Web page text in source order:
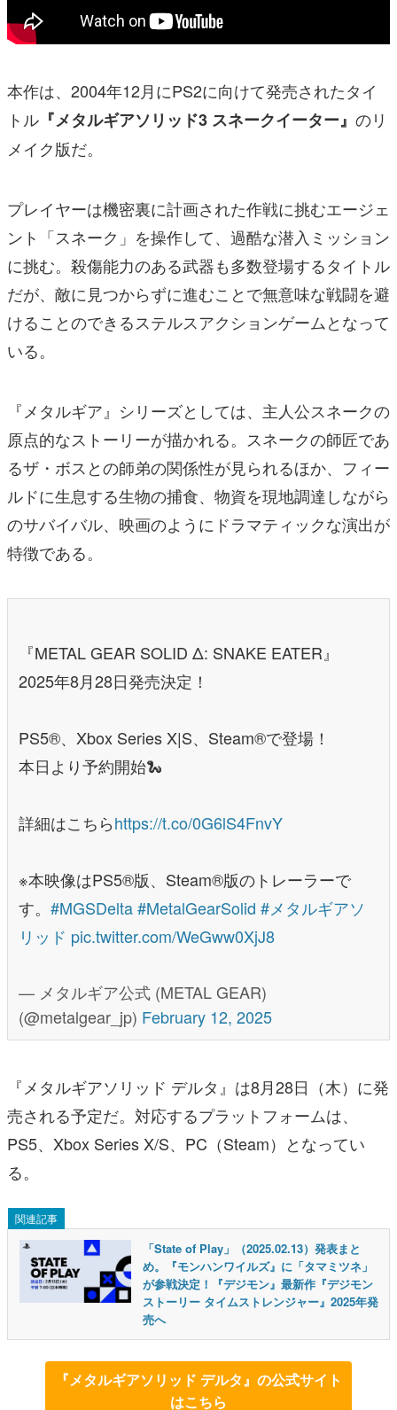
本作は、2004年12月にPS2に向けて発売されたタイ
トル 『メタルギアソリッド3 スネークイーター』 のリ
メイク版だ。
プレイヤーは機密裏に計画された作戦に挑むエージェ
ント「スネーク」を操作して、過酷な潜入ミッション
に挑む。殺傷能力のある武器も多数登場するタイトル
だが、敵に見つからずに進むことで無意味な戦闘を避
けることのできるステルスアクションゲームとなって
いる。
『メタルギア』シリーズとしては、主人公スネークの
原点的なストーリーが描かれる。スネークの師匠であ
るザ・ボスとの師弟の関係性が見られるほか、フィー
ルドに生息する生物の捕食、物資を現地調達しながら
のサバイバル、映画のようにドラマティックな演出が
特徴である。
『METAL GEAR SOLID Δ: SNAKE EATER』
2025年8月28日発売決定！
PS5®、Xbox Series X|S、Steam®で登場！
本日より予約開始🐍
詳細はこちらhttps://t.co/0G6lS4FnvY
※本映像はPS5®版、Steam®版のトレーラーで
す。 #MGSDelta#MetalGearSolid #メタルギアソ
リッド pic.twitter.com/WeGww0XjJ8
— メタルギア公式 (METAL GEAR)
(@metalgear_jp) February 12, 2025
『メタルギアソリッド デルタ』は8月28日（木）に発
売される予定だ。対応するプラットフォームは、
PS5、Xbox Series X/S、PC（Steam）となってい
る。
関連記事
「State of Play」（2025.02.13）発表まと
め。『モンハンワイルズ』に「タマミツネ」
が参戦決定！『デジモン』最新作『デジモン
ストーリー タイムストレンジャー』2025年発
売へ
『メタルギアソリッド デルタ』の公式サイト
はこちら